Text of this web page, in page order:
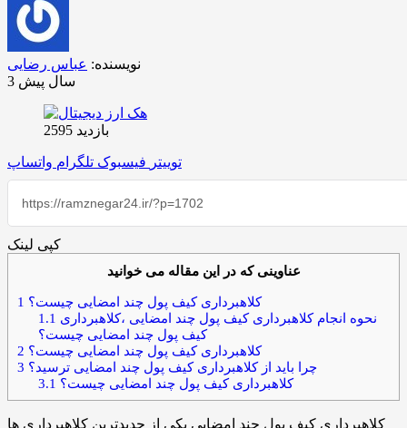
نویسنده: عباس رضایی
3 سال پیش
بازدید 2595
توییتر فیسبوک تلگرام واتساپ
کپی لینک
عناوینی که در این مقاله می خوانید
1 کلاهبرداری کیف پول چند امضایی چیست؟
1.1
کیف پول چند امضایی چیست؟
2 کلاهبرداری کیف پول چند امضایی چیست؟
3 چرا باید از کلاهبرداری کیف پول چند امضایی ترسید؟
3.1 کلاهبرداری کیف پول چند امضایی چیست؟
کلاهبرداری کیف پول چند امضایی یکی از جدیدترین کلاهبرداری ها